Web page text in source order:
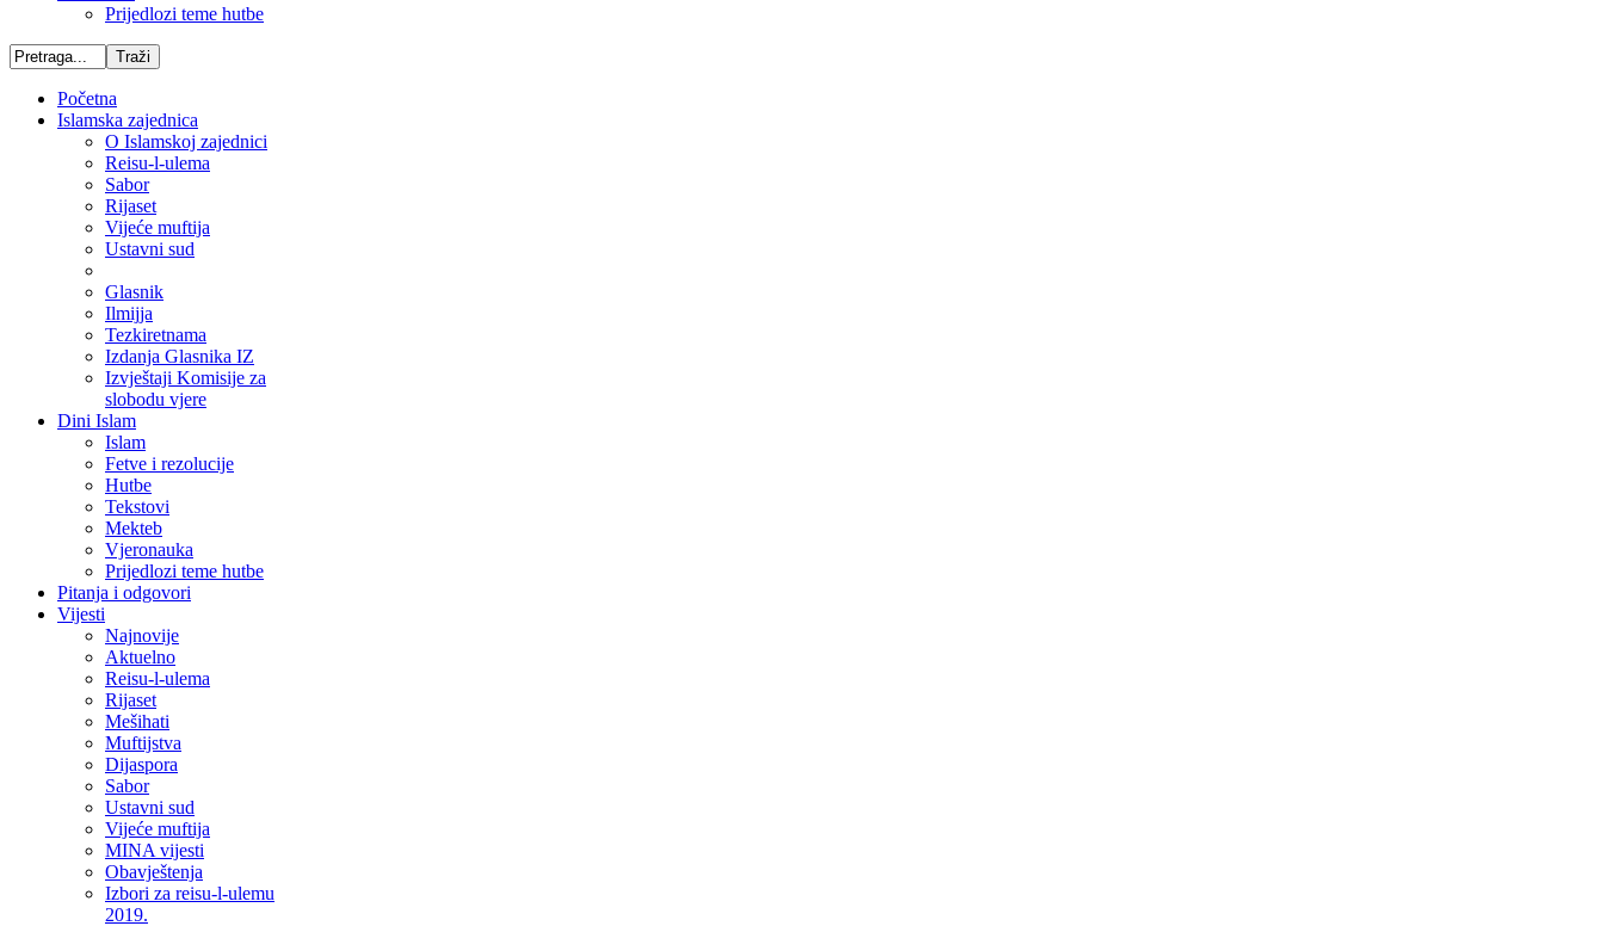
Prijedlozi teme hutbe
Početna
Islamska zajednica
O Islamskoj zajednici
Reisu-l-ulema
Sabor
Rijaset
Vijeće muftija
Ustavni sud
Glasnik
Ilmijja
Tezkiretnama
Izdanja Glasnika IZ
Izvještaji Komisije za
slobodu vjere
Dini Islam
Islam
Fetve i rezolucije
Hutbe
Tekstovi
Mekteb
Vjeronauka
Prijedlozi teme hutbe
Pitanja i odgovori
Vijesti
Najnovije
Aktuelno
Reisu-l-ulema
Rijaset
Mešihati
Muftijstva
Dijaspora
Sabor
Ustavni sud
Vijeće muftija
MINA vijesti
Obavještenja
Izbori za reisu-l-ulemu
2019.